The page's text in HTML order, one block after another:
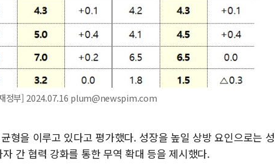
정부] 2024.07.16 plum@newspim.com
형을 이루고 있다고 평가했다. 성장을 높일 상방 요인으로는 성
간 협력 강화를 통한 무역 확대 등을 제시했다.